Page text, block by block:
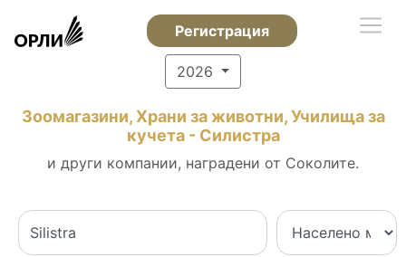
Регистрация
2026
Зоомагазини, Храни за животни, Училища за
кучета - Силистра
и други компании, наградени от Соколите.